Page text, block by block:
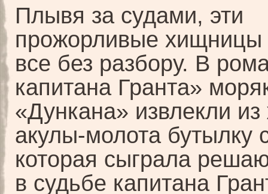
Плывя за судами, эти
прожорливые хищницы
все без разбору. В
капитана Гранта»
«Дункана» извлекли
акулы-молота бутылку
которая сыграла
в судьбе капитана